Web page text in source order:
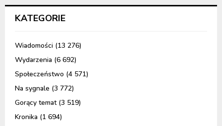
KATEGORIE
Wiadomości (13 276)
Wydarzenia (6 692)
Społeczeństwo (4 571)
Na sygnale (3 772)
Gorący temat(3 519)
Kronika (1 694)